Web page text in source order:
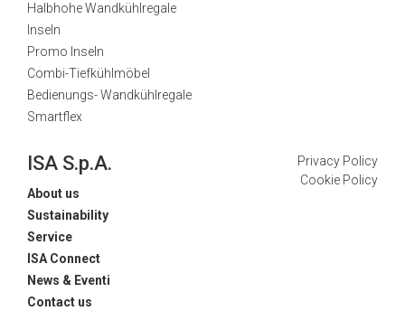
Halbhohe Wandkühlregale
Inseln
Promo Inseln
Combi-Tiefkühlmöbel
Bedienungs- Wandkühlregale
Smartflex
ISA S.p.A.
About us
Sustainability
Service
ISA Connect
News & Eventi
Contact us
Privacy Policy
Cookie Policy